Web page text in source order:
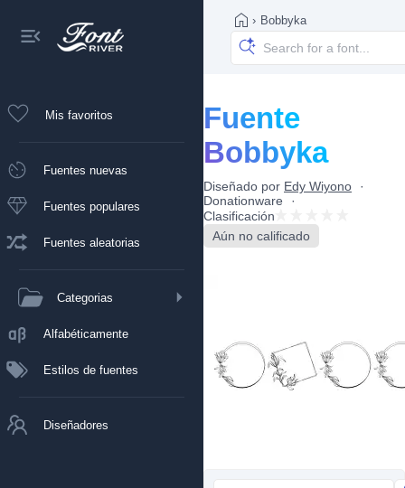
Mis favoritos
Fuentes nuevas
Fuentes populares
Fuentes aleatorias
Categorias
Alfabéticamente
Estilos de fuentes
Diseñadores
› Bobbyka
Fuente
Bobbyka
Diseñado por Edy Wiyono
Donationware
Clasificación
Aún no calificado